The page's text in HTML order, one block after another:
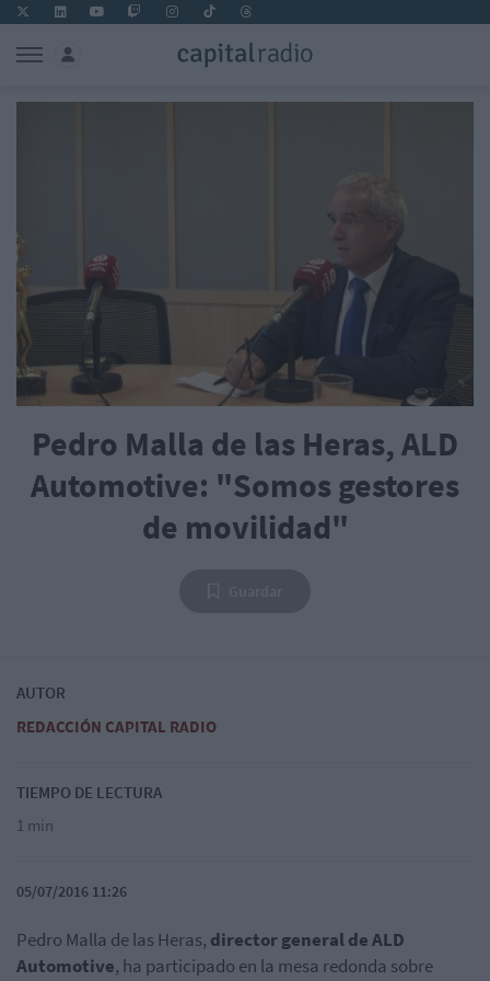
Pedro Malla de las Heras, ALD
Automotive: "Somos gestores
de movilidad"
AUTOR
REDACCIÓN CAPITAL RADIO
TIEMPO DE LECTURA
1 min
05/07/2016 11:26
Pedro Malla de las Heras, director general de ALD
Automotive, ha participado en la mesa redonda sobre